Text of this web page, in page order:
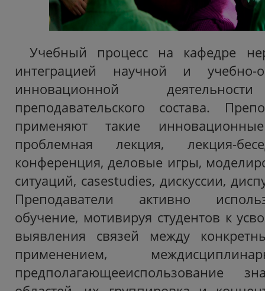
Учебный процесс на кафедре
интеграцией научной и учебно-
инновационной
преподавательского состава.
применяют такие
проблемная лекция, лекция-
конференция, деловые игры,
ситуаций, casestudies, дискуссии,
Преподаватели активно
обучение, мотивируя студентов к
выявления связей между
применением,
предполагающееиспользование